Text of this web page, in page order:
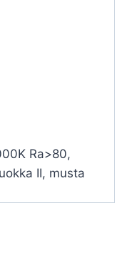
Ra>80,
II, musta